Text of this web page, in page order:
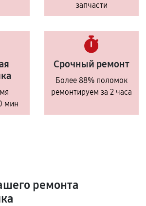
запчасти
мин
Срочный ремонт
Более 88% поломок
ремонтируем за 2 часа
ремонта